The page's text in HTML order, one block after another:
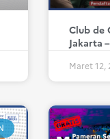
Club de
Jakarta
Maret 12,